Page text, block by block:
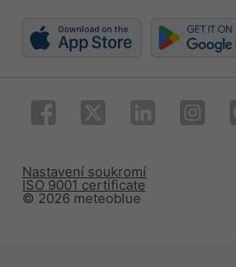
© 2026 meteoblue
ISO 9001 certificate
Nastavení soukromí